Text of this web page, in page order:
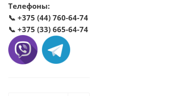
Телефоны:
📞 +375 (44) 760-64-74
📞 +375 (33) 665-64-74